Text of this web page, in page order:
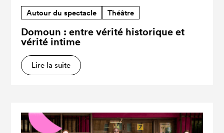
Autour du spectacle Théâtre
Domoun : entre vérité historique et
vérité intime
Lire la suite